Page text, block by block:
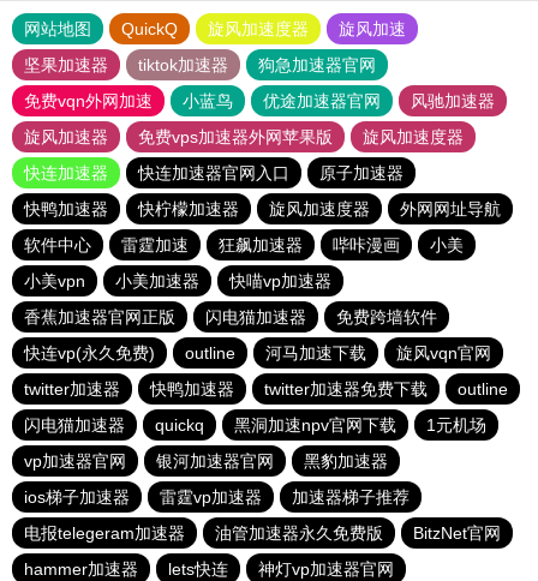
网站地图 QuickQ 旋风加速度器
旋风加速
坚果加速器
tiktok加速器
狗急加速器官网
免费vqn外网加速
小蓝鸟 优途加速器官网
风驰加速器
旋风加速器
免费vps加速器外网苹果版
旋风加速度器
快连加速器
快连加速器官网入口
原子加速器
快鸭加速器
快柠檬加速器 旋风加速度器
外网网址导航
软件中心
雷霆加速 狂飙加速器 哔咔漫画
小美
小美vpn
小美加速器
快喵vp加速器
香蕉加速器官网正版
闪电猫加速器
免费跨墙软件
快连vp(永久免费)
outline 河马加速下载
旋风vqn官网
twitter加速器
快鸭加速器 twitter加速器免费下载
outline
闪电猫加速器
quickq 黑洞加速npv官网下载
1元机场
vp加速器官网
银河加速器官网
黑豹加速器
ios梯子加速器
雷霆vp加速器
加速器梯子推荐
电报telegeram加速器
油管加速器永久免费版
BitzNet官网
hammer加速器
lets快连 神灯vp加速器官网